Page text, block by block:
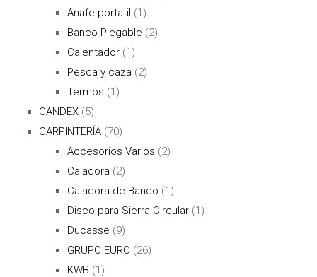
Anafe portatil (1)
Banco Plegable (2)
Calentador (1)
Pesca y caza (2)
Termos (1)
CANDEX (5)
CARPINTERÍA (70)
Accesorios Varios (2)
Caladora (2)
Caladora de Banco (1)
Disco para Sierra Circular (1)
Ducasse (9)
GRUPO EURO (26)
KWB (1)